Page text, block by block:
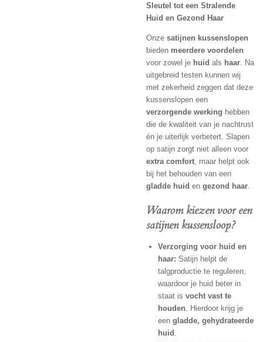
Sleutel tot een Stralende
Huid en Gezond Haar
Onze satijnen kussenslopen
bieden meerdere voordelen
voor zowel je huid als haar . Na
uitgebreid testen kunnen wij
met zekerheid zeggen dat deze
kussenslopen een
verzorgende werking hebben
die de kwaliteit van je nachtrust
én je uiterlijk verbetert. Slapen
op satijn zorgt niet alleen voor
extra comfort , maar helpt ook
bij het behouden van een
gladde huid en gezond haar
Waarom kiezen voor een
satijnen kussensloop?
Verzorging voor huid en
haar: Satijn helpt de
talgproductie te reguleren,
waardoor je huid beter in
staat is vocht vast te
houden. Hierdoor krijg je
een gladde, gehydrateerde
huid .